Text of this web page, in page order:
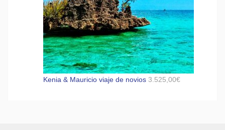
Kenia & Mauricio viaje de novios 3.525,00€